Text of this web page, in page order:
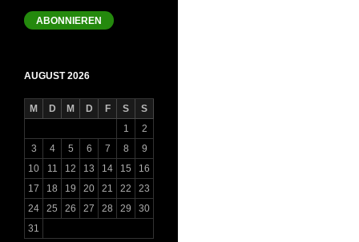
Adresse
ABONNIEREN
AUGUST 2026
M D M D F S
S
1
2
3
4 5 6 7 8
9
10
11 12 13 14 15
16
17
18 19 20 21 22
23
24
25 26 27 28 29
30
31